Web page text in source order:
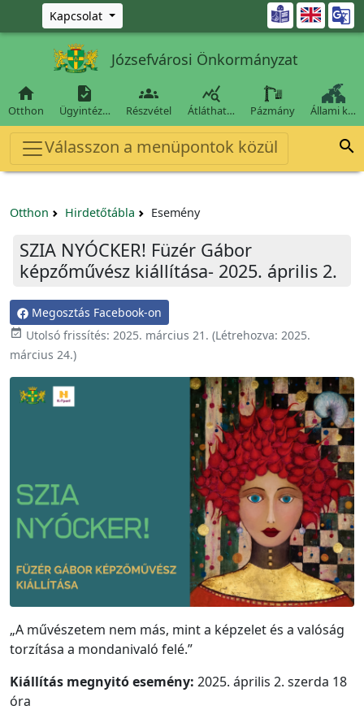
Ugrás a fő tartalomra
Kapcsolat 
Józsefvárosi Önkormányzat

Otthon

Ügyintéz…

Részvétel

Átláthat… Pázmány Állami k…
Válasszon a menüpontok közül 
Otthon Hirdetőtábla Esemény
SZIA NYÓCKER! Füzér Gábor
képzőművész kiállítása- 2025. április 2.
Megosztás Facebook-on
 Utolsó frissítés: 2025. március 21. (Létrehozva: 2025.
március 24.)
„A művészetem nem más, mint a képzelet és a valóság
torzítása a mondanivaló felé.”
Kiállítás megnyitó esemény: 2025. április 2. szerda 18
óra